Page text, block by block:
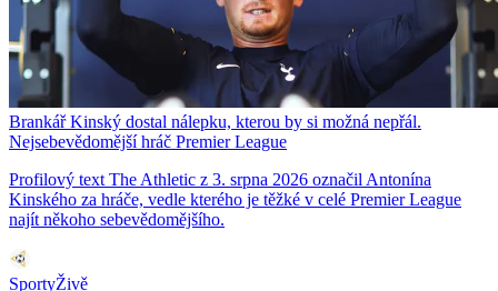
Brankář Kinský dostal nálepku, kterou by si možná nepřál.
Nejsebevědomější hráč Premier League
Profilový text The Athletic z 3. srpna 2026 označil Antonína
Kinského za hráče, vedle kterého je těžké v celé Premier League
najít někoho sebevědomějšího.
SportyŽivě